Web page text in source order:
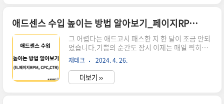
어렵기도해서 M7위주의 기업들만 투자하고 있습
니다.리스크가 적고 안정적인 빅테크 기업 중 이번
주는 메타로 울었다가 알파벳으로 웃은 한 주였습
니다. 올해 미국 기술주의 주가 등락률인데 엔비디
아는 무려 58%가 넘게 상승했습니다. 어마어마한
상승세를 달리는 미국시장입니다. 세계적인 기업
들이 실적 발표로 인해 하루에 10..
애드센스 수입 높이는 방법 알아보기_페이지RPM, CPC,CTR
그 어렵다는 애드고시 패스한 지 한 달이 조금 안되
었습니다.기쁨의 순간도 잠시 이제는 매일 찍히는
0.01$의 늪에서 벗어나고 싶다는 욕심이 생기는데
요.정말 산넘어 산이라는 말을 실감하는 요즘입니
다.그래서 오늘은 에드센스 용어설명부터 어떻게
하면 애드센스 수입을 올릴 수 있는지 한번 알아보
재테크 2024. 4. 26.
더보기 ››